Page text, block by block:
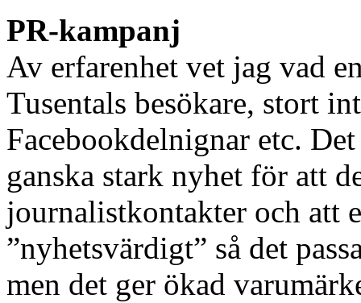
PR-kampanj
Av erfarenhet vet jag vad
Tusentals besökare, stort
Facebookdelnignar etc.
ganska stark nyhet för att
journalistkontakter och att
”nyhetsvärdigt” så det
men det ger ökad